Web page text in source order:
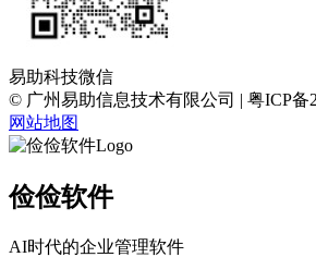
易助科技微信
© 广州易助信息技术有限公司 | 粤ICP备
网站地图
俭俭软件
AI时代的企业管理软件